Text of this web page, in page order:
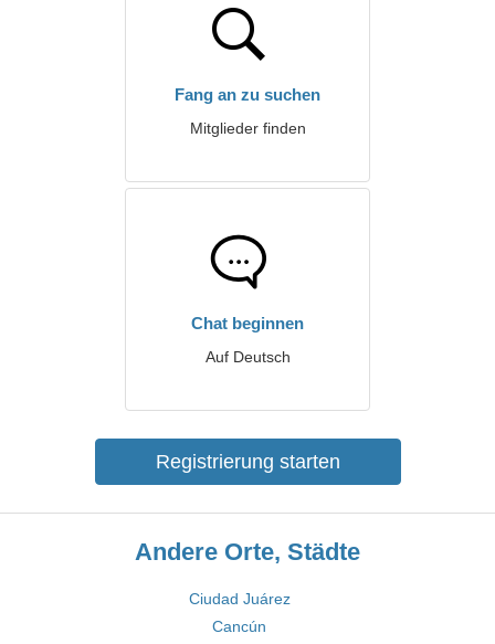
Fang an zu suchen
Mitglieder finden
Chat beginnen
Auf Deutsch
Registrierung starten
Andere Orte, Städte
Ciudad Juárez
Cancún